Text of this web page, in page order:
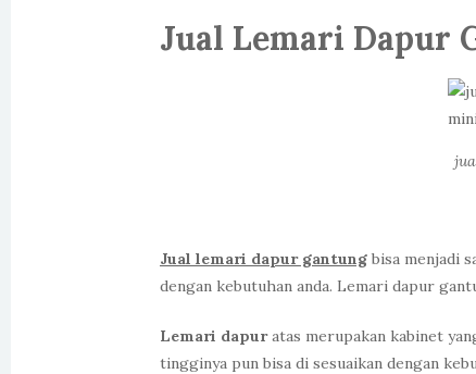
Jual Lemari Dapur
Jual lemari dapur gantung bisa menjadi
dengan kebutuhan anda. Lemari dapur
Lemari dapuratas merupakan kabinet
tingginya pun bisa di sesuaikan dengan